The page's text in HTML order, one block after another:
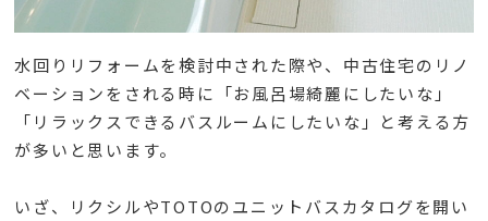
水回りリフォームを検討中された際や、中古住宅のリノ
ベーションをされる時に「お風呂場綺麗にしたいな」
「リラックスできるバスルームにしたいな」と考える方
が多いと思います。
いざ、リクシルやTOTOのユニットバスカタログを開い